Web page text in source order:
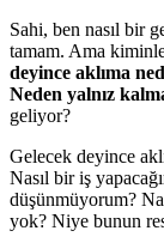
Sahi, ben nasıl bir
tamam. Ama
deyince aklıma
Neden yalnız
geliyor?
Gelecek deyince
Nasıl bir iş
düşünmüyorum?
yok? Niye bunun